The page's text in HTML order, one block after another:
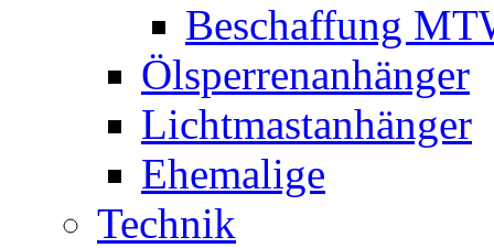
Beschaffung
Ölsperrenanhänger
Lichtmastanhänger
Ehemalige
Technik